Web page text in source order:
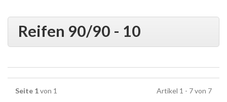
Reifen 90/90 - 10
Seite 1von 1 Artikel 1 - 7 von 7